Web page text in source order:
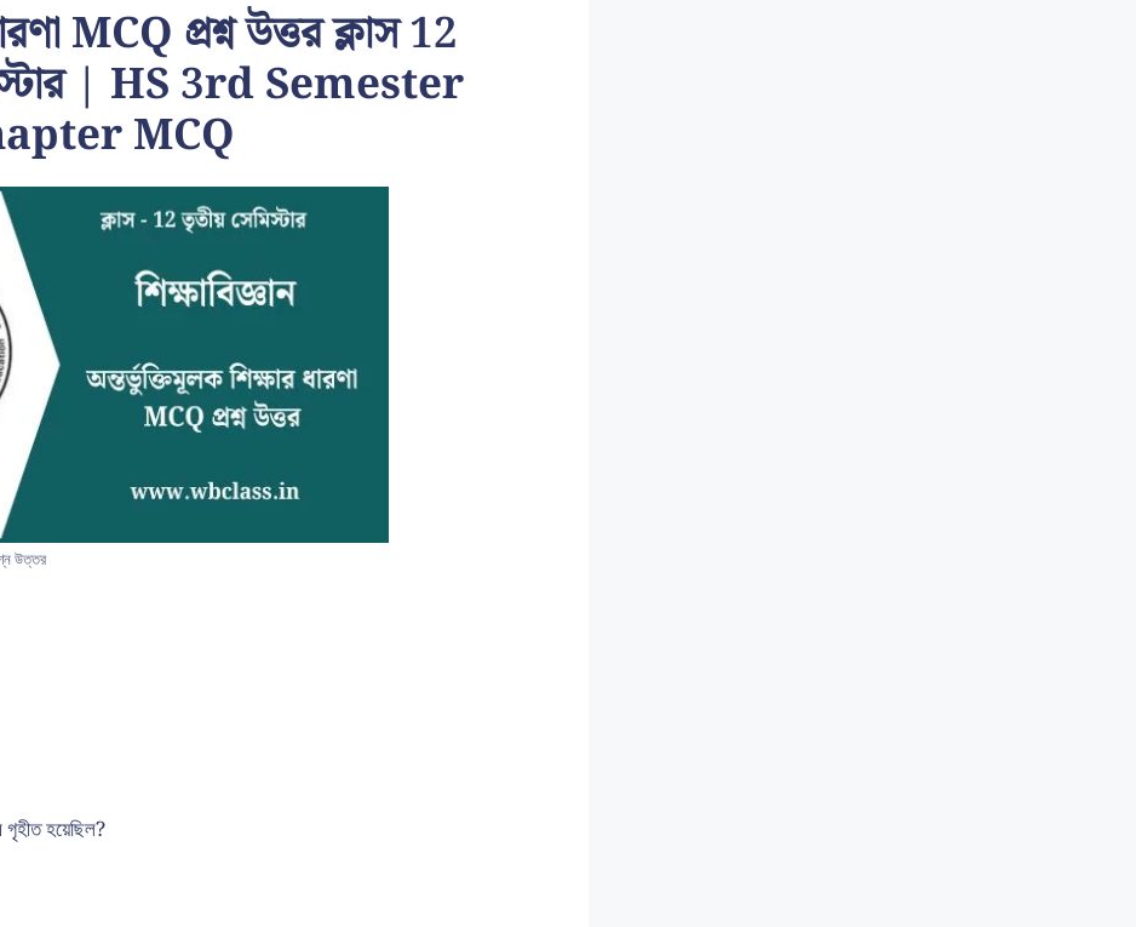
MCQ প্রশ্ন উত্তর ক্লাস 12
| HS 3rd Semester
MCQ
উত্তর
গৃহীত হয়েছিল?